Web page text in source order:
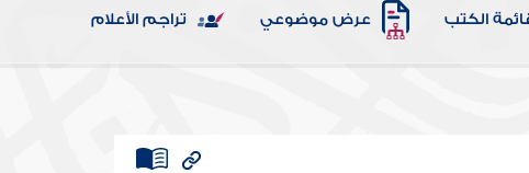
الكتب عرض موضوعي تراجم الأعلام